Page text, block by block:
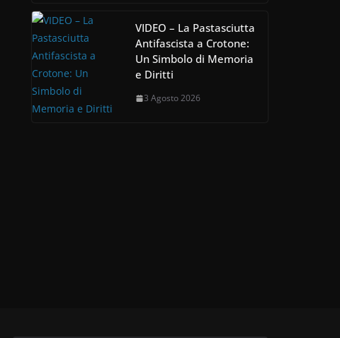
VIDEO – La Pastasciutta
Antifascista a Crotone:
Un Simbolo di Memoria
e Diritti
3 Agosto 2026